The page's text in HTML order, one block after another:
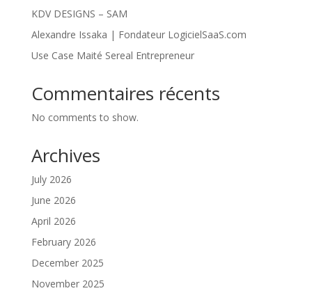
KDV DESIGNS – SAM
Alexandre Issaka | Fondateur LogicielSaaS.com
Use Case Maité Sereal Entrepreneur
Commentaires récents
No comments to show.
Archives
July 2026
June 2026
April 2026
February 2026
December 2025
November 2025